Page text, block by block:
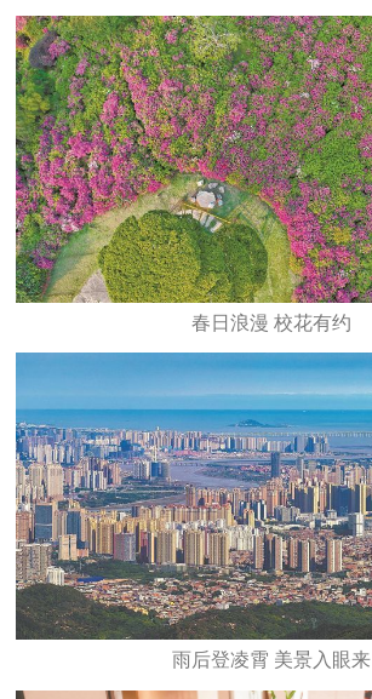
春日浪漫 校花有约
雨后登凌霄 美景入眼来